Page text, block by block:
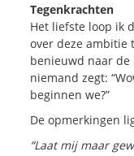
SalesDevelopment
SalesCultuur
Persoonlijkheids
Inspiratie
Tegenkrachten
Het liefste loop ik
over deze ambitie
benieuwd naar de
niemand zegt:
beginnen we?”
De opmerkingen
“Laat mij maar